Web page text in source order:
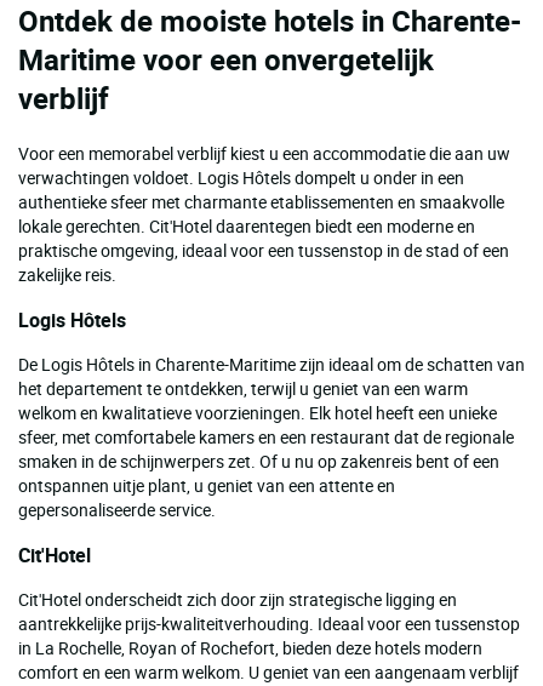
Ontdek de mooiste hotels in Charente-
Maritime voor een onvergetelijk
verblijf
Voor een memorabel verblijf kiest u een accommodatie die aan uw
verwachtingen voldoet. Logis Hôtels dompelt u onder in een
authentieke sfeer met charmante etablissementen en smaakvolle
lokale gerechten. Cit'Hotel daarentegen biedt een moderne en
praktische omgeving, ideaal voor een tussenstop in de stad of een
zakelijke reis.
Logis Hôtels
De Logis Hôtels in Charente-Maritime zijn ideaal om de schatten van
het departement te ontdekken, terwijl u geniet van een warm
welkom en kwalitatieve voorzieningen. Elk hotel heeft een unieke
sfeer, met comfortabele kamers en een restaurant dat de regionale
smaken in de schijnwerpers zet. Of u nu op zakenreis bent of een
ontspannen uitje plant, u geniet van een attente en
gepersonaliseerde service.
Cit'Hotel
Cit'Hotel onderscheidt zich door zijn strategische ligging en
aantrekkelijke prijs-kwaliteitverhouding. Ideaal voor een tussenstop
in La Rochelle, Royan of Rochefort, bieden deze hotels modern
comfort en een warm welkom. U geniet van een aangenaam verblijf